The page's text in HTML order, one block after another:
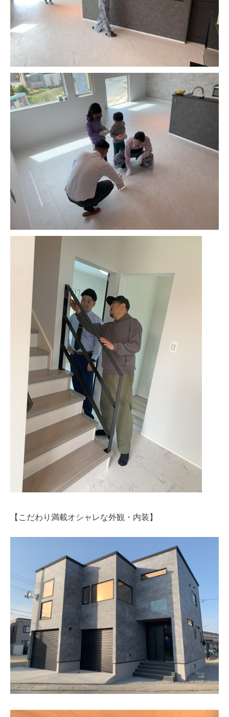
【こだわり満載オシャレな外観・内装】